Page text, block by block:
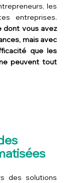
les
vous avez
mais avec
que les
peuvent tout
des solutions